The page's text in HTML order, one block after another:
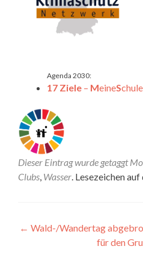
Agenda 2030:
17 Ziele – MeineSchule
Dieser Eintrag wurde getaggt
Clubs Wasser . Lesezeichen auf
Artikel-
Navigation
← Wald-/Wandertag
für den